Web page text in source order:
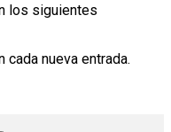
los siguientes
nueva entrada.